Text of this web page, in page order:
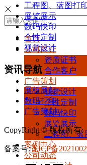
首页
公司简介
资质证书
合作客户
广告策划
视觉设计
个性定制
数码快印
展览展示
工程图、蓝
案例中心
公司动态
工程图、蓝图打
展览展示
数码快印
个性定制
视觉设计
资讯导航
展板展架
数码打印
广告策划
CopyRight © 版权所有:
备案号:陇ICP备